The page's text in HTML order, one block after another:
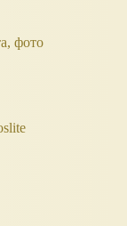
фото